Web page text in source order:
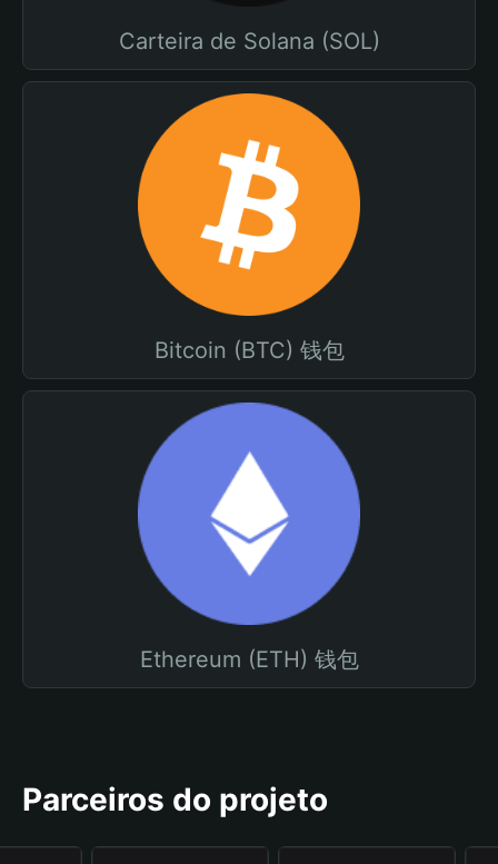
Carteira de Solana (SOL)
Bitcoin (BTC) 钱包
Ethereum (ETH) 钱包
Parceiros do projeto